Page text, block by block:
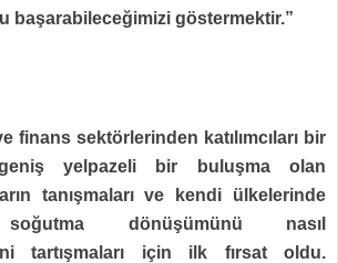
başarabileceğimizi göstermektir.”
finans sektörlerinden katılımcıları bir
yelpazeli bir buluşma olan
tanışmaları ve kendi ülkelerinde
dönüşümünü nasıl
tartışmaları için ilk fırsat oldu.